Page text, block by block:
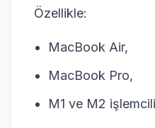
Özellikle:
MacBook Air,
MacBook Pro,
M1 ve M2